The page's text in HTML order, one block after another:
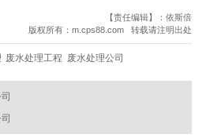
【责任编辑】：依斯倍
版权所有：m.cps88.com 转载请注明出处
废水处理工程 废水处理公司